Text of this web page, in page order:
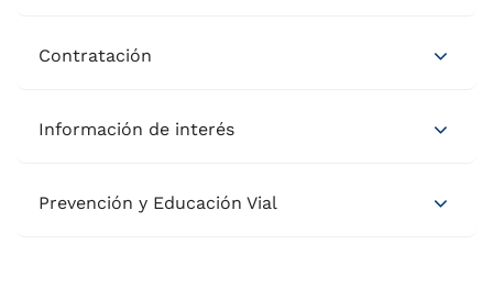
Contratación
Información de interés
Prevención y Educación Vial